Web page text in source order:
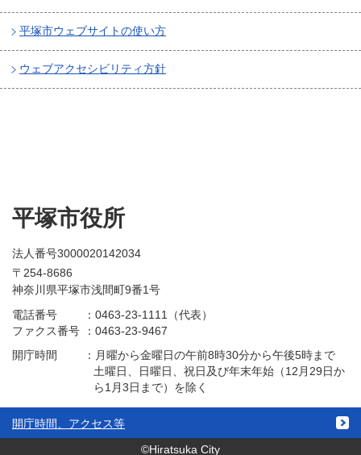
平塚市ウェブサイトの使い方
ウェブアクセシビリティ方針
平塚市役所
法人番号3000020142034
〒254-8686
神奈川県平塚市浅間町9番1号
電話番号
：0463-23-1111（代表）
ファクス番号
：0463-23-9467
開庁時間
： 月曜から金曜日の午前8時30分から午後5時まで
土曜日、日曜日、祝日及び年末年始（12月29日か
ら1月3日まで）を除く
開庁時間、アクセス等
©Hiratsuka City